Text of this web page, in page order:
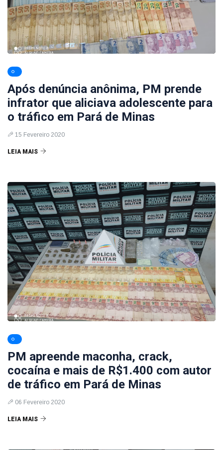
Após denúncia anônima, PM prende
infrator que aliciava adolescente para
o tráfico em Pará de Minas
15 Fevereiro 2020
LEIA MAIS
PM apreende maconha, crack,
cocaína e mais de R$1.400 com autor
de tráfico em Pará de Minas
06 Fevereiro 2020
LEIA MAIS